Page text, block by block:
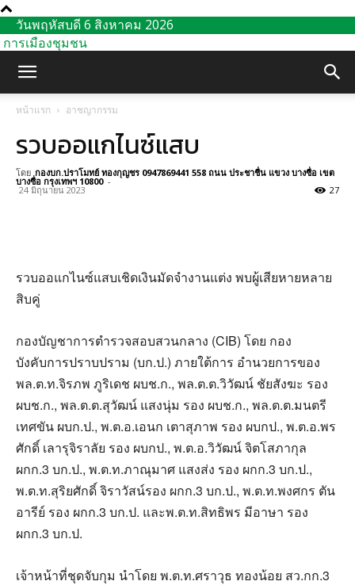
วันพฤหัสบดี 6 สิงหาคม 2026
การเมืองชุมชน
หน้าแรก อาชญากรรม
รวบออแกไนซ์แสบ
โดย กองบก.ปราโมทย์ ทองกุญชร 0947869441 558 ถนน ประชาชื่น แขวง บางซื่อ เขต
บางซื่อ กรุงเทพฯ 10800 -
24 มิถุนายน 2023 27
รวบออแกไนซ์แสบเชิดเงินมัดจํางานแต่ง พบผู้เสียหายหลาย
สิบคู่
กองบัญชาการตํารวจสอบสวนกลาง (CIB) โดย กอง
บังคับการปราบปราม (บก.ป.) ภายใต้การ อํานวยการของ
พล.ต.ท.จิรภพ ภูริเดช ผบช.ก., พล.ต.ต.วิวัฒน์ ชัยสังฆะ รอง
ผบช.ก., พล.ต.ต.สุวัฒน์ แสงนุ่ม รอง ผบช.ก., พล.ต.ต.มนตรี
เทศขัน ผบก.ป., พ.ต.อ.เอนก เตาสุภาพ รอง ผบกป., พ.ต.อ.พร
ศักดิ์ เลารุจิราลัย รอง ผบกป., พ.ต.อ.วิวัฒน์ จิตโสภากุล
ผกก.3 บก.ป., พ.ต.ท.ภาณุมาศ แสงส่ง รอง ผกก.3 บก.ป.,
พ.ต.ท.สุริยศักดิ์ จิราวัสน์รอง ผกก.3 บก.ป., พ.ต.ท.พงศกร ตัน
อารีย์ รอง ผกก.3 บก.ป. และพ.ต.ท.สิทธิพร มีอาษา รอง
ผกก.3 บก.ป.
เจ้าหน้าที่ชุดจับกุม นําโดย พ.ต.ท.ศราวุธ ทองน้อย สว.กก.3